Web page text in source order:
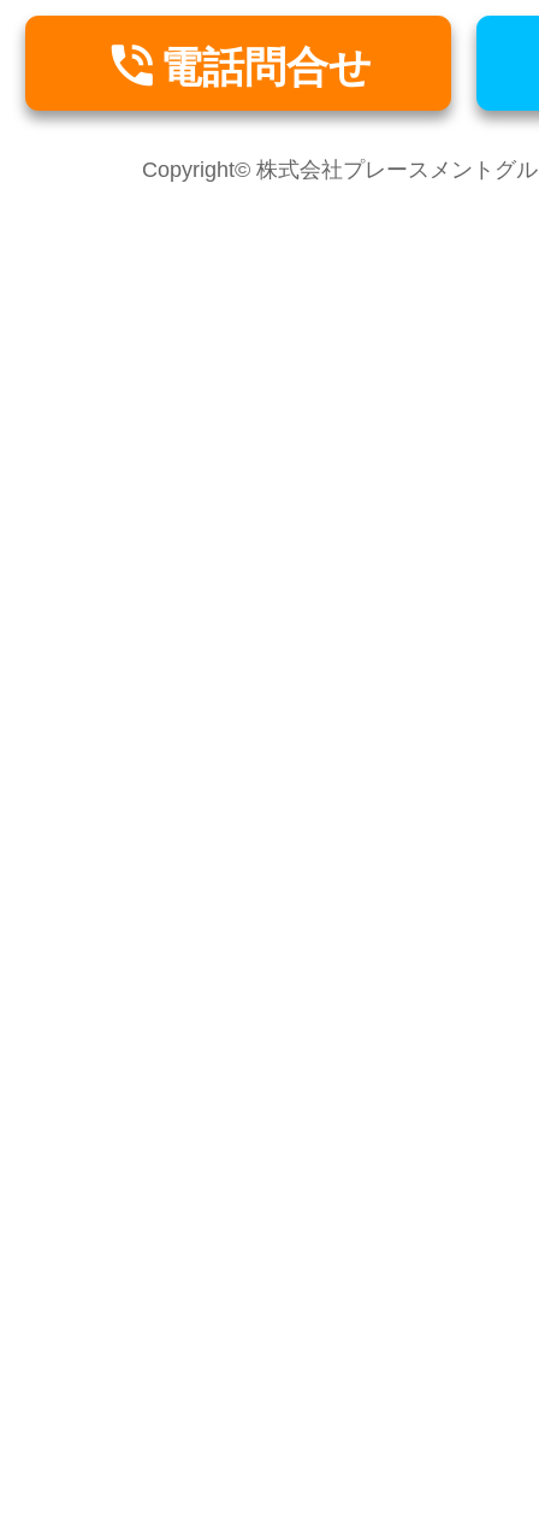
 電話問合せ
Copyright© 株式会社プレースメントグ